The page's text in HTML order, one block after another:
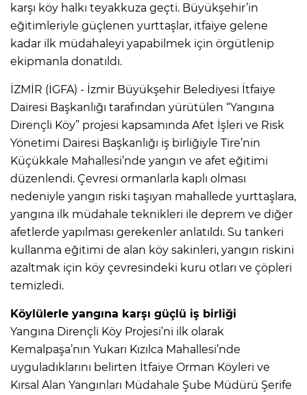
karşı köy halkı teyakkuza geçti. Büyükşehir’in
eğitimleriyle güçlenen yurttaşlar, itfaiye gelene
kadar ilk müdahaleyi yapabilmek için örgütlenip
ekipmanla donatıldı.
İZMİR (İGFA) - İzmir Büyükşehir Belediyesi İtfaiye
Dairesi Başkanlığı tarafından yürütülen “Yangına
Dirençli Köy” projesi kapsamında Afet İşleri ve Risk
Yönetimi Dairesi Başkanlığı iş birliğiyle Tire’nin
Küçükkale Mahallesi’nde yangın ve afet eğitimi
düzenlendi. Çevresi ormanlarla kaplı olması
nedeniyle yangın riski taşıyan mahallede yurttaşlara,
yangına ilk müdahale teknikleri ile deprem ve diğer
afetlerde yapılması gerekenler anlatıldı. Su tankeri
kullanma eğitimi de alan köy sakinleri, yangın riskini
azaltmak için köy çevresindeki kuru otları ve çöpleri
temizledi.
Köylülerle yangına karşı güçlü iş birliği
Yangına Dirençli Köy Projesi’ni ilk olarak
Kemalpaşa’nın Yukarı Kızılca Mahallesi’nde
uyguladıklarını belirten İtfaiye Orman Köyleri ve
Kırsal Alan Yangınları Müdahale Şube Müdürü Şerife